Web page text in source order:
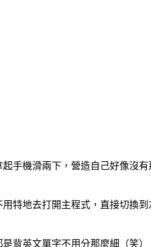
手機滑兩下，營造自己好像沒
特地去打開主程式，直接切
背英文單字不用分那麼細（笑